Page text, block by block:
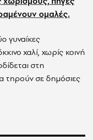
ομαλές.
γυναίκες
χαλί, χωρίς κοινή
στη
τηρούν σε δημόσιες